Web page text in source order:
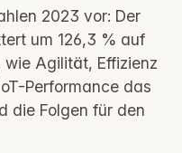
2023 vor: Der
um 126,3 % auf
wie Agilität, Effizienz
Performance das
die Folgen für den